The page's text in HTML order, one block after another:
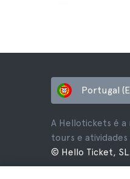
Portugal
A Hellotickets é
tours e
© Hello Ticket, SL.